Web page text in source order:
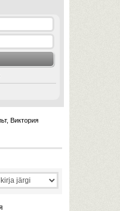
Виктория